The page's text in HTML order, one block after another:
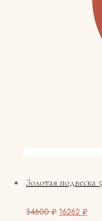
Золотая подвеска
34600₽ 16262 ₽